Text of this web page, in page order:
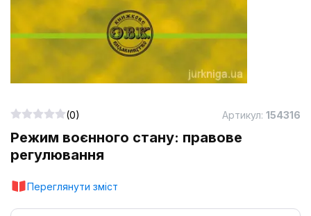
Режим воєнного стану: правове
регулювання
Переглянути зміст
(0) Артикул: 154316